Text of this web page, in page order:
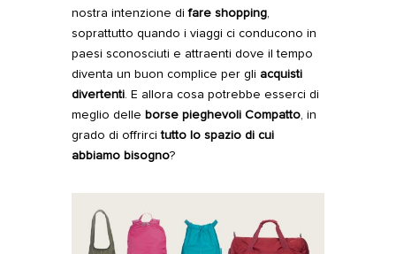
nostra intenzione difare shopping,
soprattutto quando i viaggi ci conducono in
paesi sconosciuti e attraenti dove il tempo
diventa un buon complice per gli acquisti
divertenti. E allora cosa potrebbe esserci di
meglio delle borse pieghevoli Compatto, in
grado di offrircitutto lo spazio di cui
abbiamo bisogno?